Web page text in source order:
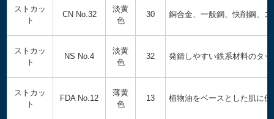
ストカッ
ト
CN No.32
淡黄
色
30 銅合金、一般鋼、快削鋼、
ストカッ
ト
NS No.4
淡黄
色
32 発錆しやすい鉄系材料のタ
ストカッ
ト
FDA No.12
薄黄
色
13 植物油をベースとした肌に